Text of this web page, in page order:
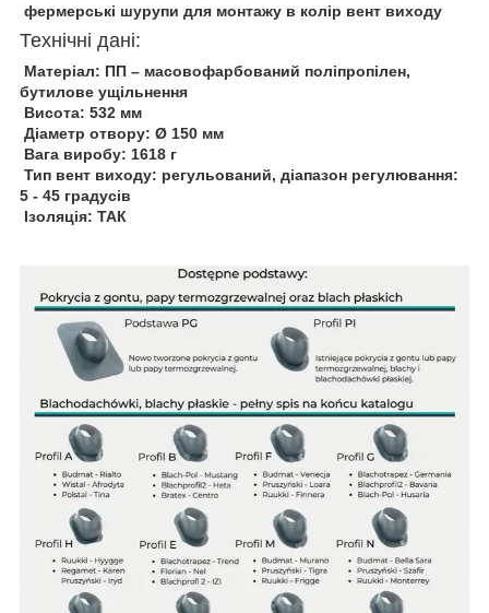
фермерські шурупи для монтажу в колір вент виходу
Технічні дані:
Матеріал: ПП – масовофарбований поліпропілен,
бутилове ущільнення
Висота: 532 мм
Діаметр отвору: Ø 150 мм
Вага виробу: 1618 г
Тип вент виходу: регульований, діапазон регулювання:
5 - 45 градусів
Ізоляція: ТАК